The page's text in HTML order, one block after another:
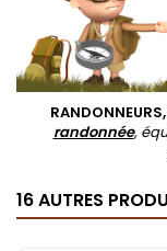
randonnée,
16 AUTRES